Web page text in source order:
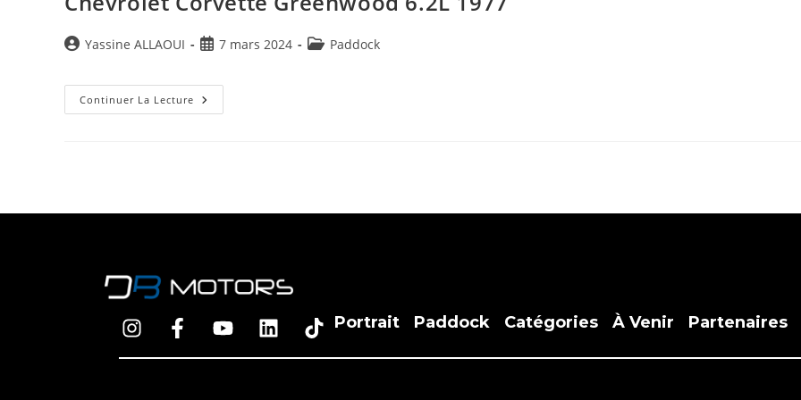
Yassine ALLAOUI 7 mars 2024 Paddock
Continuer La Lecture
Portrait Paddock Catégories À Venir Partenaires